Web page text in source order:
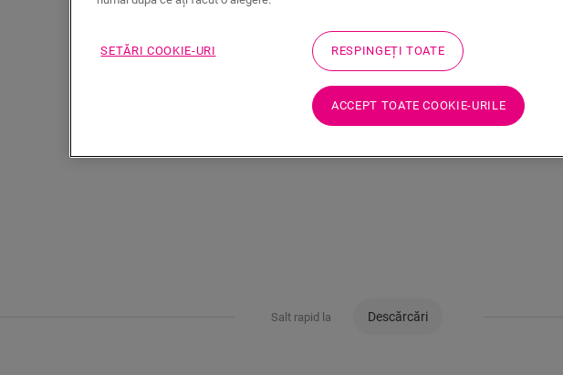
Salt rapid la Descărcări
SETĂRI COOKIE-URI RESPINGEȚI TOATE
ACCEPT TOATE COOKIE-URILE